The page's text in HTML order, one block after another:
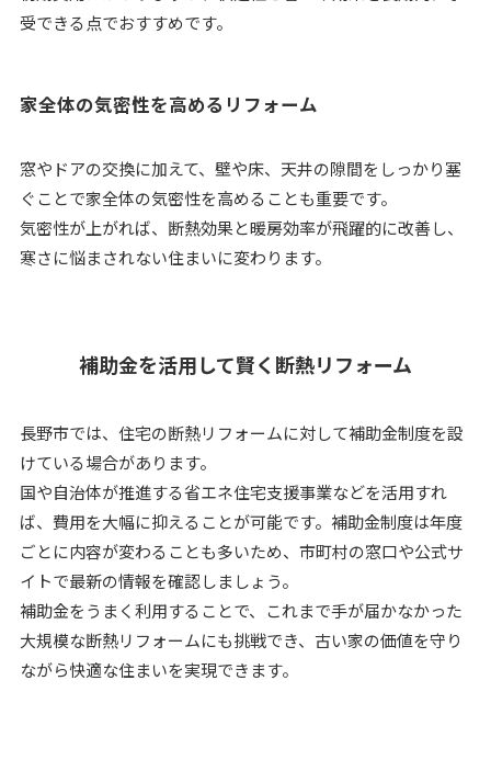
受できる点でおすすめです。
家全体の気密性を高めるリフォーム
窓やドアの交換に加えて、壁や床、天井の隙間をしっかり塞
ぐことで家全体の気密性を高めることも重要です。
気密性が上がれば、断熱効果と暖房効率が飛躍的に改善し、
寒さに悩まされない住まいに変わります。
補助金を活用して賢く断熱リフォーム
長野市では、住宅の断熱リフォームに対して補助金制度を設
けている場合があります。
国や自治体が推進する省エネ住宅支援事業などを活用すれ
ば、費用を大幅に抑えることが可能です。補助金制度は年度
ごとに内容が変わることも多いため、市町村の窓口や公式サ
イトで最新の情報を確認しましょう。
補助金をうまく利用することで、これまで手が届かなかった
大規模な断熱リフォームにも挑戦でき、古い家の価値を守り
ながら快適な住まいを実現できます。